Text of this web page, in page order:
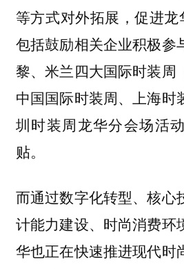
等方式对外拓展，促进龙
包括鼓励相关企业积极参
黎、米兰四大国际时装周
中国国际时装周、上海时
圳时装周龙华分会场活
贴。
而通过数字化转型、核心
计能力建设、时尚消费环
华也正在快速推进现代时